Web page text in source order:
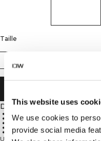
This website uses
We use cookies to
provide social media
Taille
Description
Mesh fabric for superior air flow
ICIW reflective logo at chest
Slightly longer in the back
Standard fit for comfort and
52% Polyamide, 42%
Un t-shirt à manches longues en